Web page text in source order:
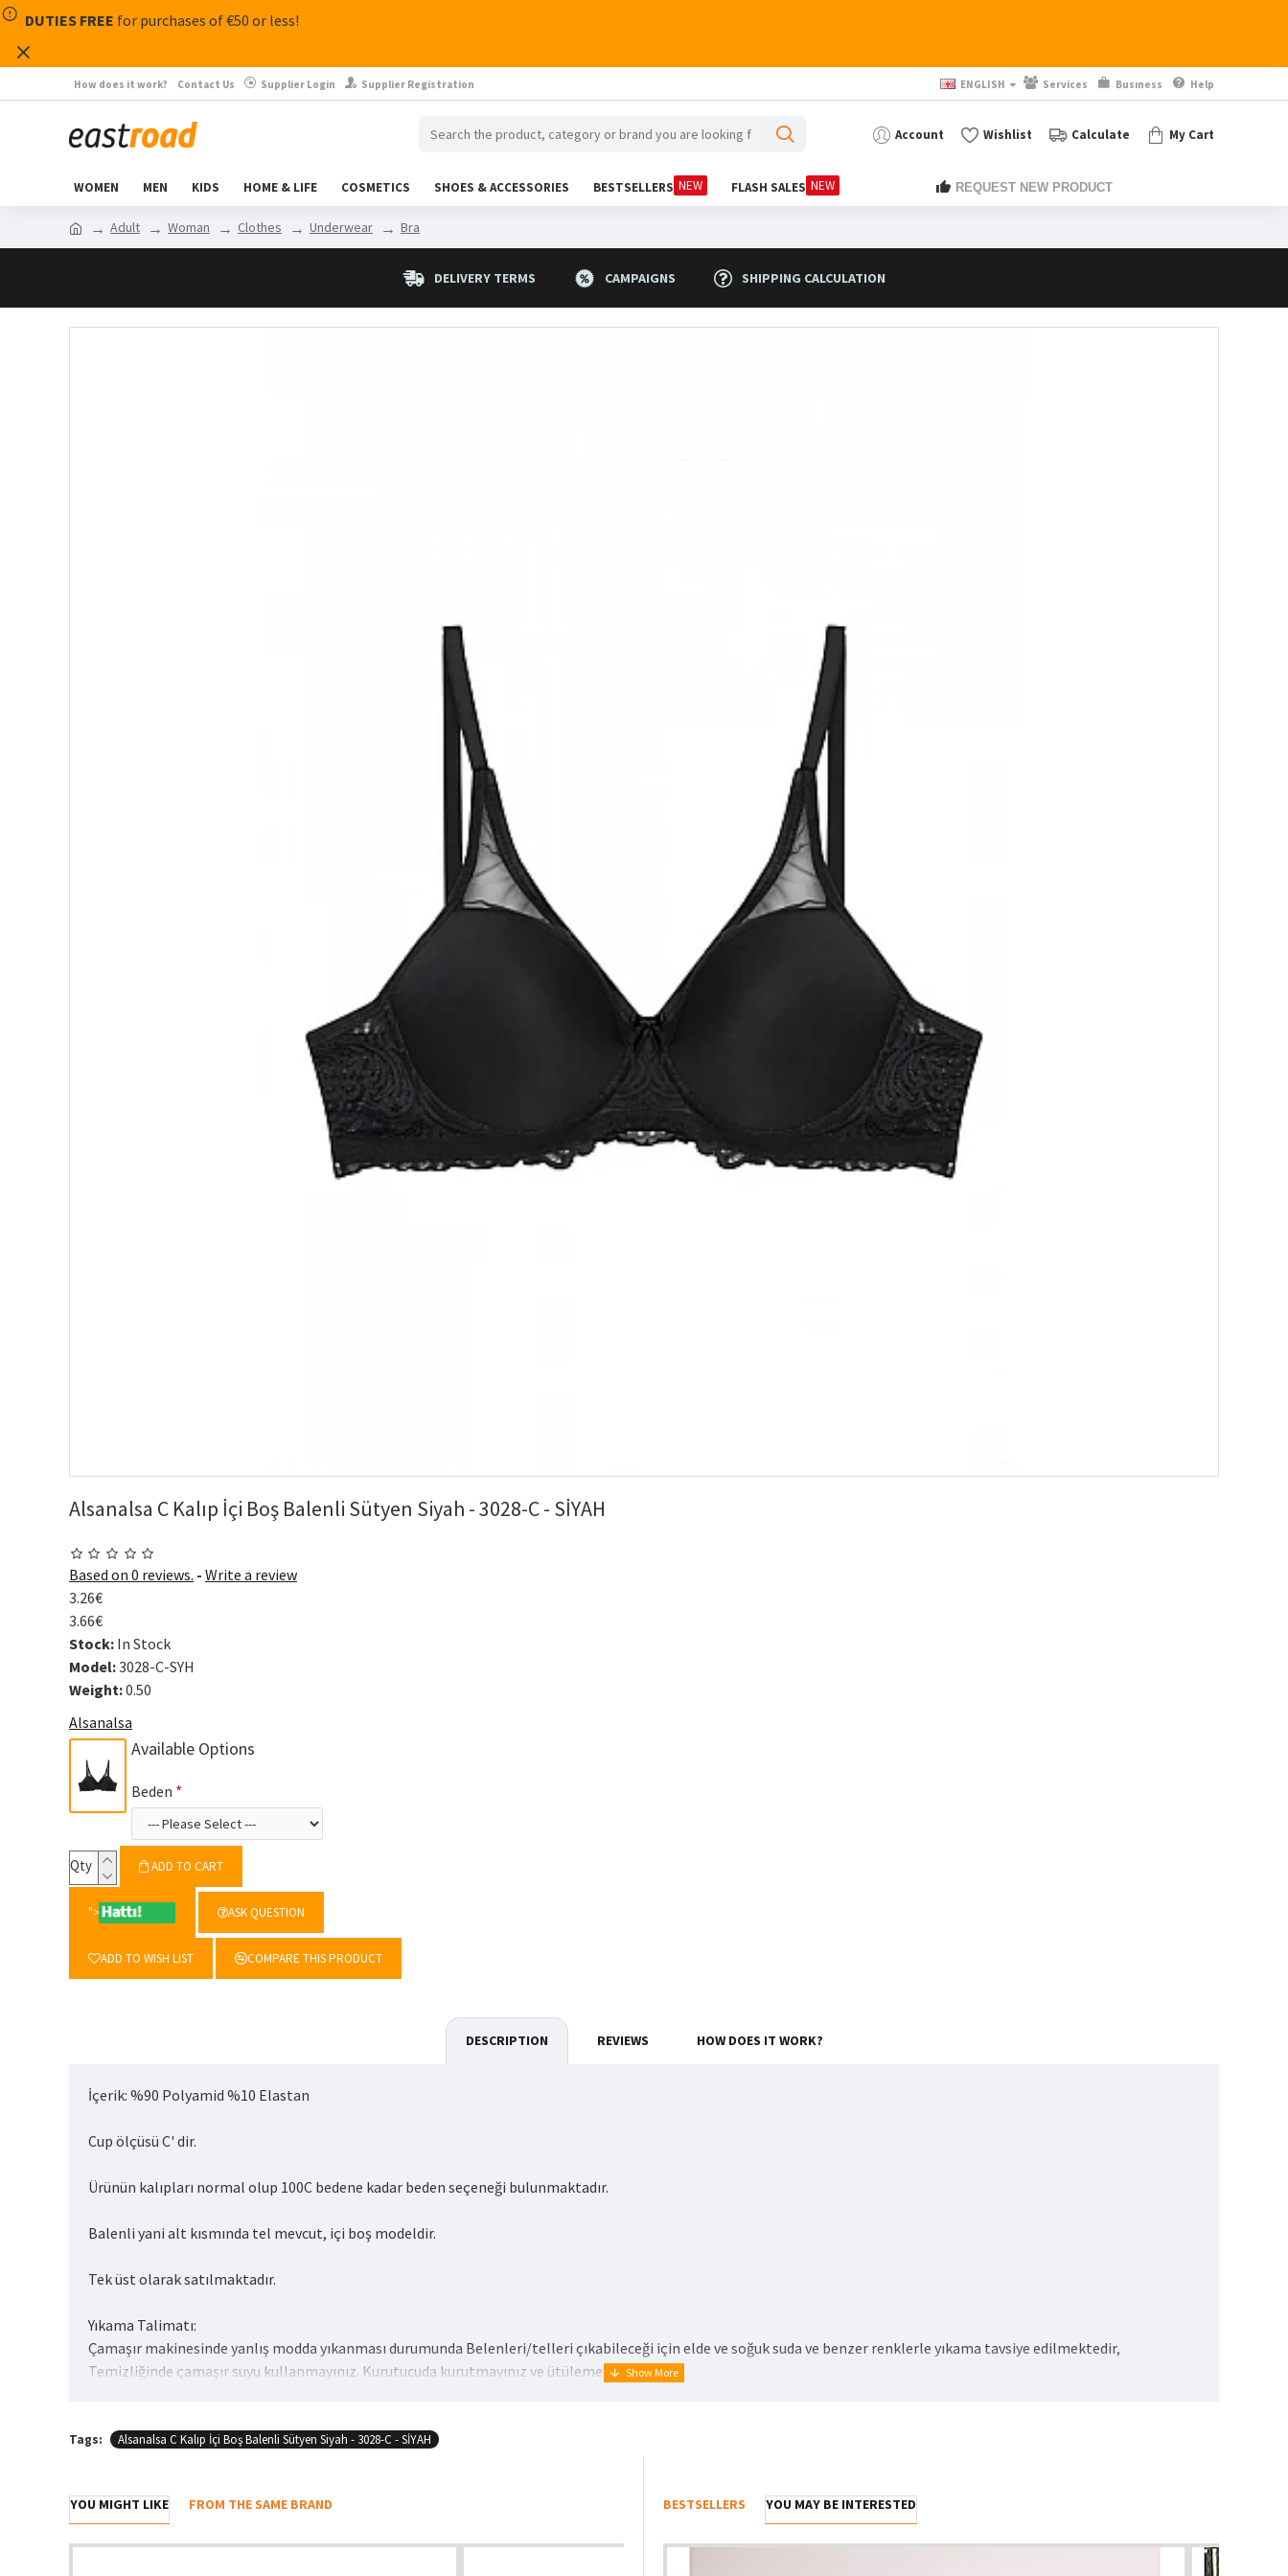
DUTIES FREE for purchases of €50 or less!
How does it work? Contact Us Supplier Login Supplier Registration ENGLISH Services Busıness Help
Account Wishlist Calculate My Cart
WOMEN MEN KIDS HOME & LIFE COSMETICS SHOES & ACCESSORIES BESTSELLERS NEW FLASH SALES NEW REQUEST NEW PRODUCT
Adult Woman Clothes Underwear Bra
DELIVERY TERMS CAMPAIGNS SHIPPING CALCULATION
Alsanalsa C Kalıp İçi Boş Balenli Sütyen Siyah - 3028-C - SİYAH
Based on 0 reviews. - Write a review
3.26€
3.66€
Stock: In Stock
Model:3028-C-SYH
Weight:0.50
Alsanalsa
Available Options
Beden
Qty ADD TO CART
"> ASK QUESTION
ADD TO WISH LIST COMPARE THIS PRODUCT
DESCRIPTION REVIEWS HOW DOES IT WORK?
İçerik: %90 Polyamid %10 Elastan
Cup ölçüsü C' dir.
Ürünün kalıpları normal olup 100C bedene kadar beden seçeneği bulunmaktadır.
Balenli yani alt kısmında tel mevcut, içi boş modeldir.
Tek üst olarak satılmaktadır.
Yıkama Talimatı:
Çamaşır makinesinde yanlış modda yıkanması durumunda Belenleri/telleri çıkabileceği için elde ve soğuk suda ve benzer renklerle yıkama tavsiye edilmektedir,
Temizliğinde çamaşır suyu kullanmayınız. Kurutucuda kurutmayınız ve ütülemeyiniz.
Tags: Alsanalsa C Kalıp İçi Boş Balenli Sütyen Siyah - 3028-C - SİYAH
YOU MIGHT LIKE FROM THE SAME BRAND BESTSELLERS YOU MAY BE INTERESTED